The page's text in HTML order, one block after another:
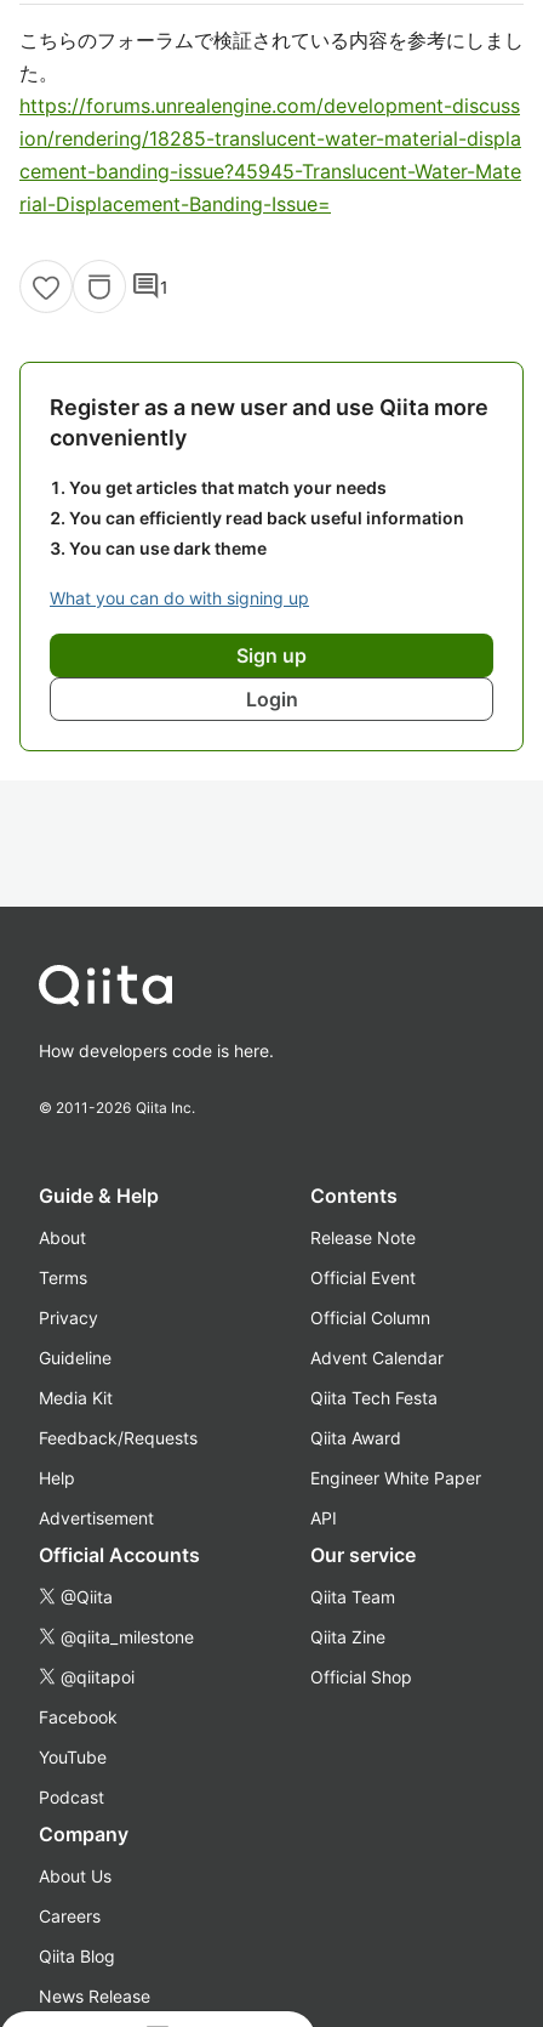
こちらのフォーラムで検証されている内容を参考にしまし
た。
https://forums.unrealengine.com/development-discuss
ion/rendering/18285-translucent-water-material-displa
cement-banding-issue?45945-Translucent-Water-Mate
rial-Displacement-Banding-Issue=
comment1
Register as a new user and use Qiita more
conveniently
You get articles that match your needs
You can efficiently read back useful information
You can use dark theme
What you can do with signing up
Sign up
Login
How developers code is here.
© 2011-2026 Qiita Inc.
Guide & Help
About
Terms
Privacy
Guideline
Media Kit
Feedback/Requests
Help
Advertisement
Contents
Release Note
Official Event
Official Column
Advent Calendar
Qiita Tech Festa
Qiita Award
Engineer White Paper
API
Official Accounts
@Qiita
@qiita_milestone
@qiitapoi
Facebook
YouTube
Podcast
Our service
Qiita Team
Qiita Zine
Official Shop
Company
About Us
Careers
Qiita Blog
News Release